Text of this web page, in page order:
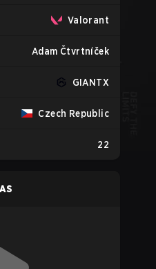
Valorant
Adam Čtvrtníček
GIANTX
Czech Republic
22